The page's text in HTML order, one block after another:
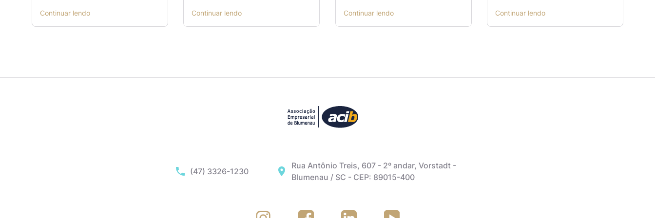
Continuar lendo Continuar lendo Continuar lendo Continuar lendo
(47) 3326-1230
Rua Antônio Treis, 607 - 2º andar, Vorstadt -
Blumenau / SC - CEP: 89015-400